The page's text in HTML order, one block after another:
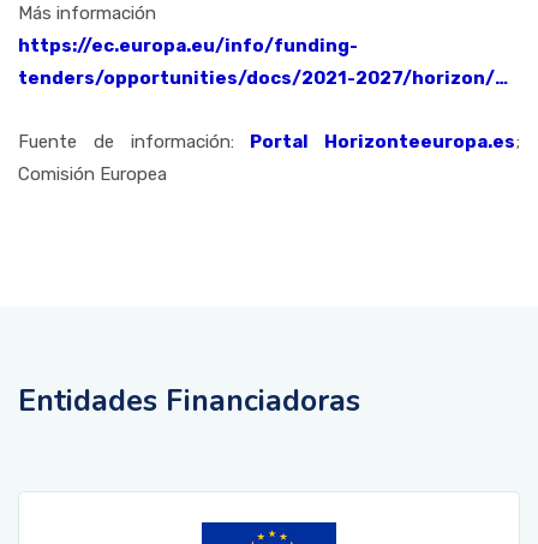
Más información
https://ec.europa.eu/info/funding-
tenders/opportunities/docs/2021-2027/horizon/…
Fuente de información: Portal Horizonteeuropa.es;
Comisión Europea
Entidades Financiadoras